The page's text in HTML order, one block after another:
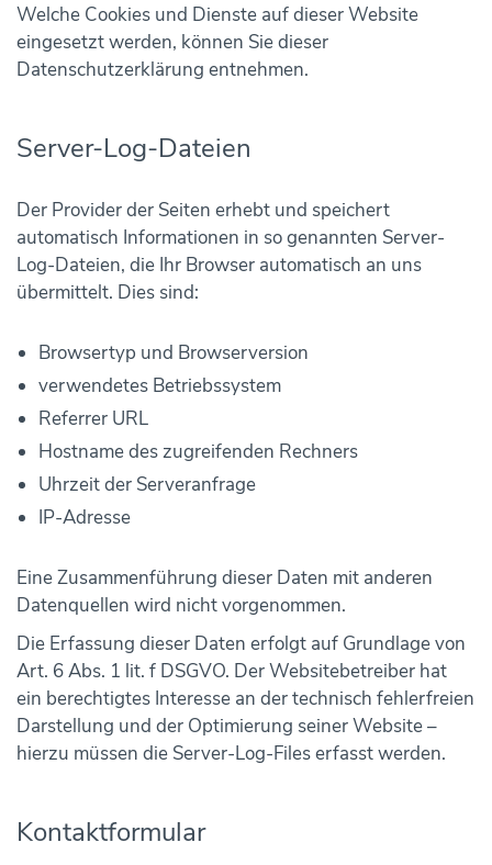
Welche Cookies und Dienste auf dieser Website
eingesetzt werden, können Sie dieser
Datenschutzerklärung entnehmen.
Server-Log-Dateien
Der Provider der Seiten erhebt und speichert
automatisch Informationen in so genannten Server-
Log-Dateien, die Ihr Browser automatisch an uns
übermittelt. Dies sind:
Browsertyp und Browserversion
verwendetes Betriebssystem
Referrer URL
Hostname des zugreifenden Rechners
Uhrzeit der Serveranfrage
IP-Adresse
Eine Zusammenführung dieser Daten mit anderen
Datenquellen wird nicht vorgenommen.
Die Erfassung dieser Daten erfolgt auf Grundlage von
Art. 6 Abs. 1 lit. f DSGVO. Der Websitebetreiber hat
ein berechtigtes Interesse an der technisch fehlerfreien
Darstellung und der Optimierung seiner Website –
hierzu müssen die Server-Log-Files erfasst werden.
Kontaktformular